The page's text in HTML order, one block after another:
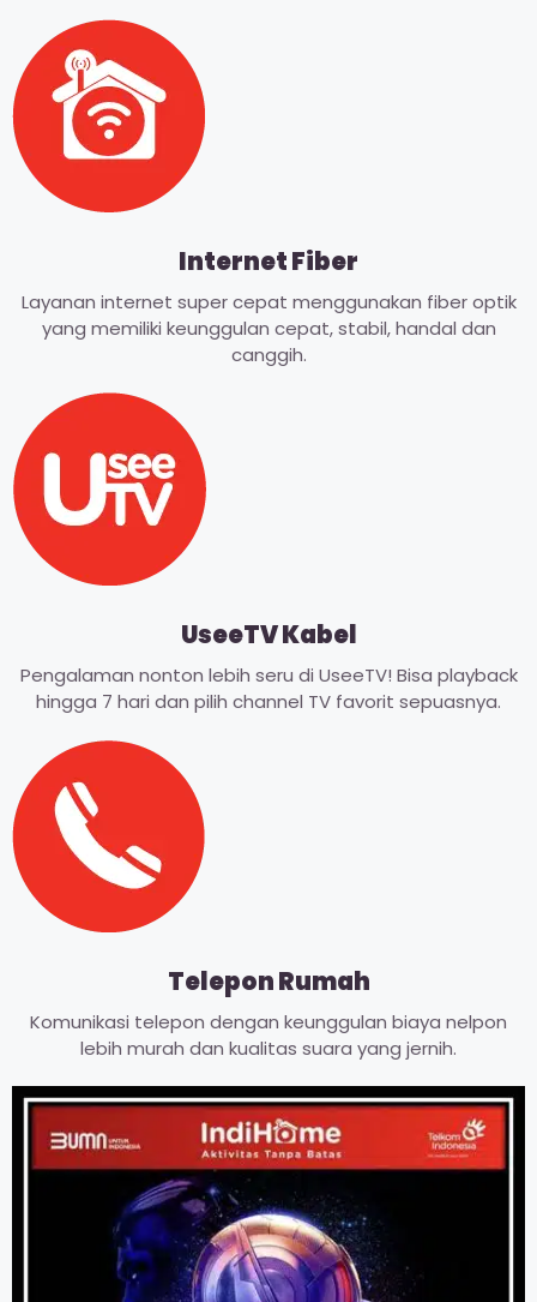
Internet Fiber
Layanan internet super cepat menggunakan fiber optik
yang memiliki keunggulan cepat, stabil, handal dan
canggih.
UseeTV Kabel
Pengalaman nonton lebih seru di UseeTV! Bisa playback
hingga 7 hari dan pilih channel TV favorit sepuasnya.
Telepon Rumah
Komunikasi telepon dengan keunggulan biaya nelpon
lebih murah dan kualitas suara yang jernih.